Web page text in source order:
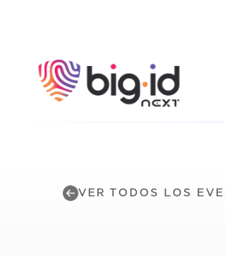
VER TODOS LOS